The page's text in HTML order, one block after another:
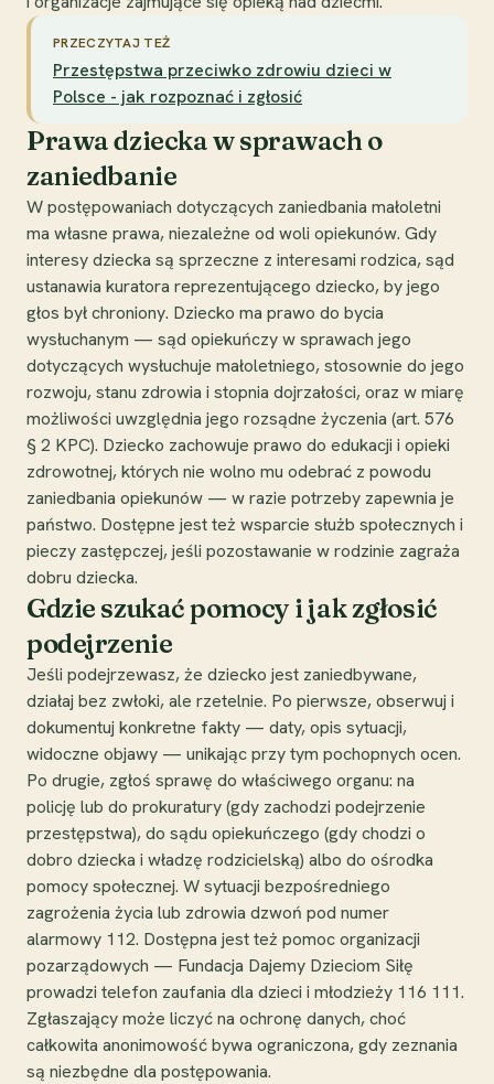
PRZECZYTAJ TEŻ
Przestępstwa przeciwko zdrowiu dzieci w
Polsce - jak rozpoznać i zgłosić
Prawa dziecka w sprawach o
zaniedbanie
W postępowaniach dotyczących zaniedbania małoletni
ma własne prawa, niezależne od woli opiekunów. Gdy
interesy dziecka są sprzeczne z interesami rodzica, sąd
ustanawia kuratora reprezentującego dziecko, by jego
głos był chroniony. Dziecko ma prawo do bycia
wysłuchanym — sąd opiekuńczy w sprawach jego
dotyczących wysłuchuje małoletniego, stosownie do jego
rozwoju, stanu zdrowia i stopnia dojrzałości, oraz w miarę
możliwości uwzględnia jego rozsądne życzenia (art. 576
§ 2 KPC). Dziecko zachowuje prawo do edukacji i opieki
zdrowotnej, których nie wolno mu odebrać z powodu
zaniedbania opiekunów — w razie potrzeby zapewnia je
państwo. Dostępne jest też wsparcie służb społecznych i
pieczy zastępczej, jeśli pozostawanie w rodzinie zagraża
dobru dziecka.
Gdzie szukać pomocy i jak zgłosić
podejrzenie
Jeśli podejrzewasz, że dziecko jest zaniedbywane,
działaj bez zwłoki, ale rzetelnie. Po pierwsze, obserwuj i
dokumentuj konkretne fakty — daty, opis sytuacji,
widoczne objawy — unikając przy tym pochopnych ocen.
Po drugie, zgłoś sprawę do właściwego organu: na
policję lub do prokuratury (gdy zachodzi podejrzenie
przestępstwa), do sądu opiekuńczego (gdy chodzi o
dobro dziecka i władzę rodzicielską) albo do ośrodka
pomocy społecznej. W sytuacji bezpośredniego
zagrożenia życia lub zdrowia dzwoń pod numer
alarmowy 112. Dostępna jest też pomoc organizacji
pozarządowych — Fundacja Dajemy Dzieciom Siłę
prowadzi telefon zaufania dla dzieci i młodzieży 116 111.
Zgłaszający może liczyć na ochronę danych, choć
całkowita anonimowość bywa ograniczona, gdy zeznania
są niezbędne dla postępowania.